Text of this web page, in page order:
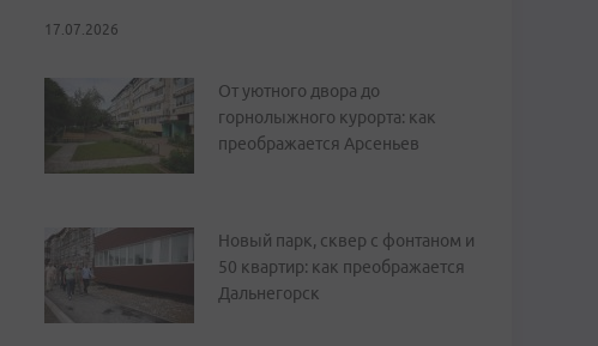
17.07.2026
От уютного двора до
горнолыжного курорта: как
преображается Арсеньев
Новый парк, сквер с фонтаном и
50 квартир: как преображается
Дальнегорск